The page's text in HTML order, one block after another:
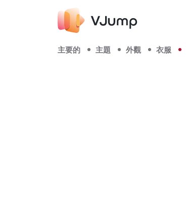
主要的 主題 外觀 衣服